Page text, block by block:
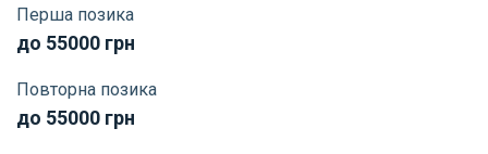
Перша позика
до 55000 грн
Повторна позика
до 55000 грн